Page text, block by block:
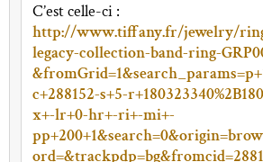
C’est celle-ci :
http://www.tiffany.fr/jewelry/
legacy-collection-band-ring-
c+288152-s+5-
x+-lr+0-hr+-ri+-mi+-